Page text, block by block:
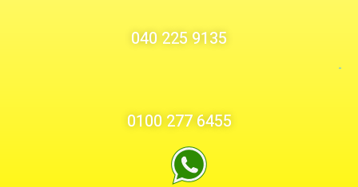
9135 225 040
-
6455 277 0100